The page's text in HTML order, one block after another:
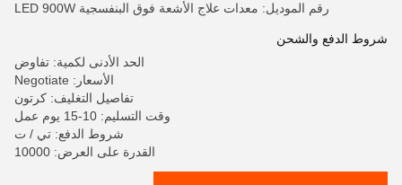
رقم الموديل: معدات علاج الأشعة فوق البنفسجية LED 900W
شروط الدفع والشحن
الحد الأدنى لكمية: تفاوض
الأسعار: Negotiate
تفاصيل التغليف: كرتون
وقت التسليم: 10-15 يوم عمل
شروط الدفع: تي / ت
القدرة على العرض: 10000